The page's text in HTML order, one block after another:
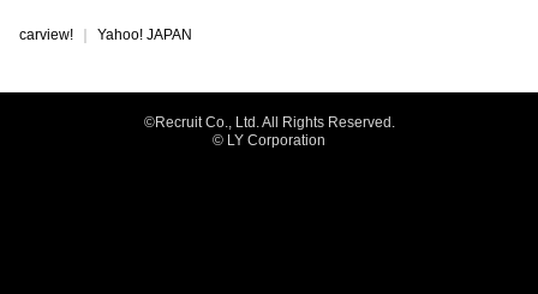
carview! Yahoo! JAPAN
©Recruit Co., Ltd. All Rights Reserved.
© LY Corporation